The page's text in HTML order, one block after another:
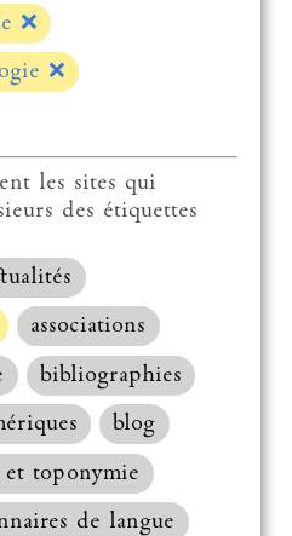
❌
❌
les sites qui
des étiquettes
associations
bibliographies
blog
et toponymie
de langue